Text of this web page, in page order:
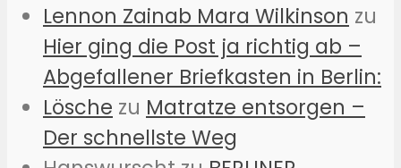
Lennon Zainab Mara Wilkinson zu
Hier ging die Post ja richtig ab –
Abgefallener Briefkasten in Berlin:
Lösche zu Matratze entsorgen –
Der schnellste Weg